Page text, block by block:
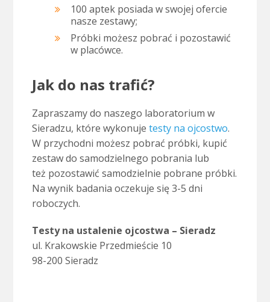
100 aptek posiada w swojej ofercie
nasze zestawy;
Próbki możesz pobrać i pozostawić
w placówce.
Jak do nas trafić?
Zapraszamy do naszego laboratorium w
Sieradzu, które wykonuje testy na ojcostwo.
W przychodni możesz pobrać próbki, kupić
zestaw do samodzielnego pobrania lub
też pozostawić samodzielnie pobrane próbki.
Na wynik badania oczekuje się 3-5 dni
roboczych.
Testy na ustalenie ojcostwa – Sieradz
ul. Krakowskie Przedmieście 10
98-200 Sieradz